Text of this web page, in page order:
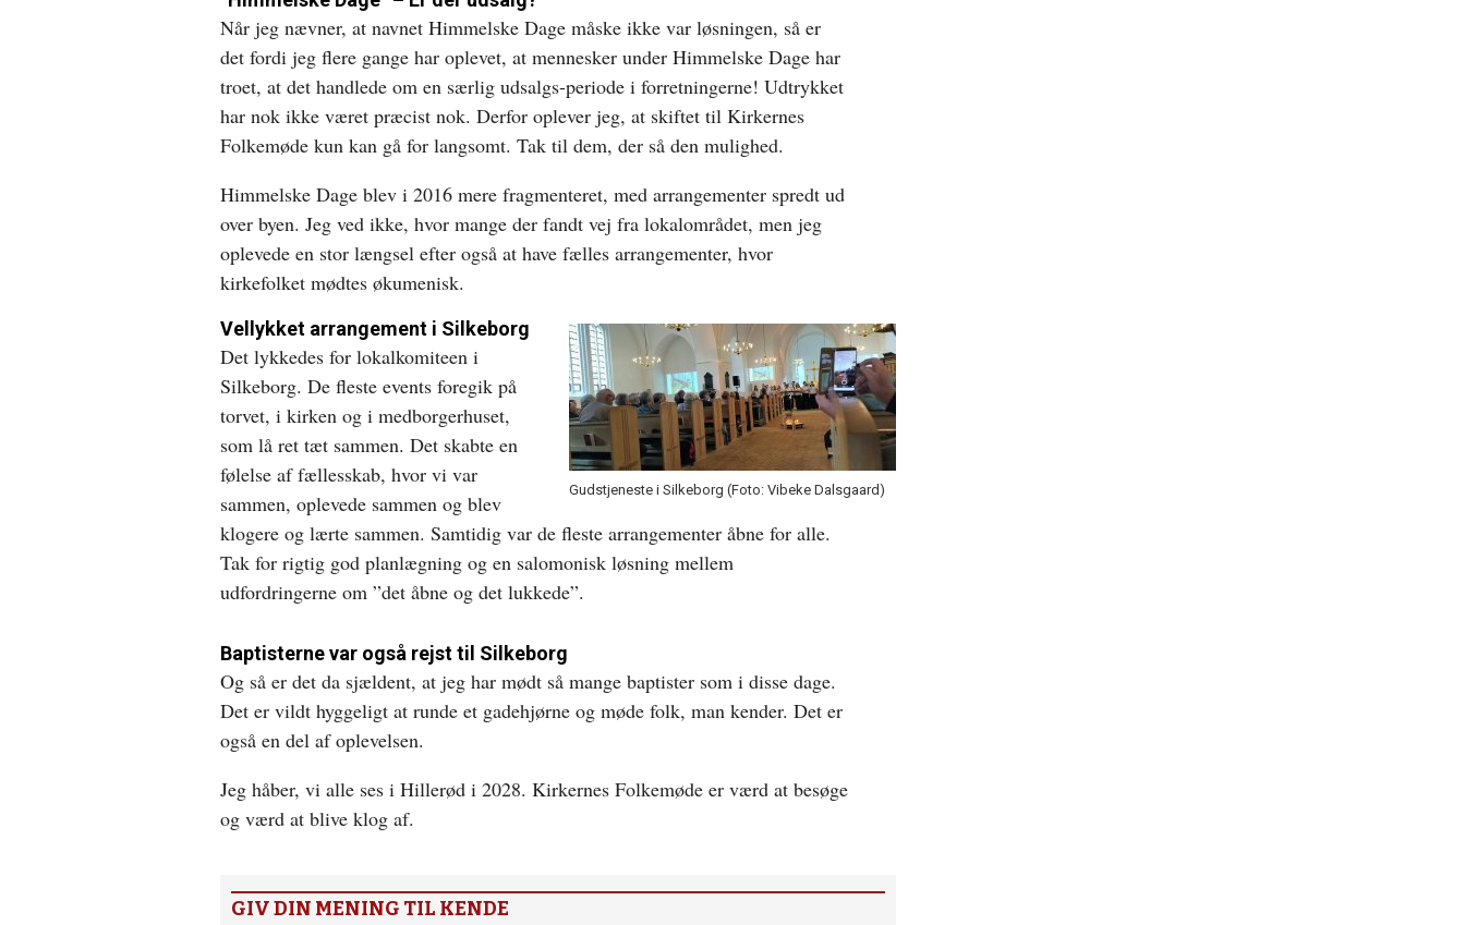
Når jeg nævner, at navnet Himmelske Dage måske ikke var løsningen, så er
det fordi jeg flere gange har oplevet, at mennesker under Himmelske Dage har
troet, at det handlede om en særlig udsalgs-periode i forretningerne! Udtrykket
har nok ikke været præcist nok. Derfor oplever jeg, at skiftet til Kirkernes
Folkemøde kun kan gå for langsomt. Tak til dem, der så den mulighed.
Himmelske Dage blev i 2016 mere fragmenteret, med arrangementer spredt ud
over byen. Jeg ved ikke, hvor mange der fandt vej fra lokalområdet, men jeg
oplevede en stor længsel efter også at have fælles arrangementer, hvor
kirkefolket mødtes økumenisk.
Gudstjeneste i Silkeborg (Foto: Vibeke Dalsgaard)
Vellykket arrangement i Silkeborg
Det lykkedes for lokalkomiteen i
Silkeborg. De fleste events foregik på
torvet, i kirken og i medborgerhuset,
som lå ret tæt sammen. Det skabte en
følelse af fællesskab, hvor vi var
sammen, oplevede sammen og blev
klogere og lærte sammen. Samtidig var de fleste arrangementer åbne for alle.
Tak for rigtig god planlægning og en salomonisk løsning mellem
udfordringerne om ”det åbne og det lukkede”.
Baptisterne var også rejst til Silkeborg
Og så er det da sjældent, at jeg har mødt så mange baptister som i disse dage.
Det er vildt hyggeligt at runde et gadehjørne og møde folk, man kender. Det er
også en del af oplevelsen.
Jeg håber, vi alle ses i Hillerød i 2028. Kirkernes Folkemøde er værd at besøge
og værd at blive klog af.
GIV DIN MENING TIL KENDE